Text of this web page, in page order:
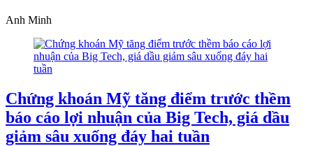
Anh Minh
Chứng khoán Mỹ tăng điểm trước thềm
báo cáo lợi nhuận của Big Tech, giá dầu
giảm sâu xuống đáy hai tuần